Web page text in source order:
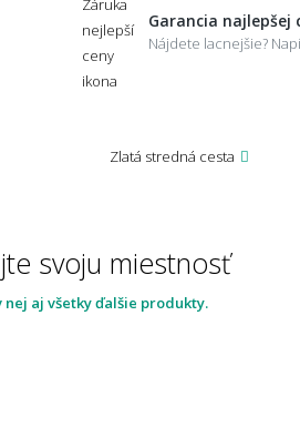
Garancia najlepšej
Nájdete lacnejšie?
Zlatá stredná cesta
svoju miestnosť
aj všetky ďalšie produkty.